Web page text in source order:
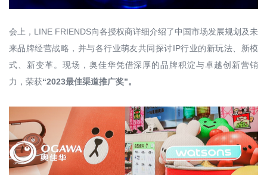
会上，LINE FRIENDS向各授权商详细介绍了中国市场发展规划及未
来品牌经营战略，并与各行业萌友共同探讨IP行业的新玩法、新模
式、新变革。现场，奥佳华凭借深厚的品牌积淀与卓越创新营销
力，荣获“2023最佳渠道推广奖”。
线下门店
天猫旗舰店
奥佳华集团
OGAWA中国台湾
OGAWA马来西亚
OGAWA越南